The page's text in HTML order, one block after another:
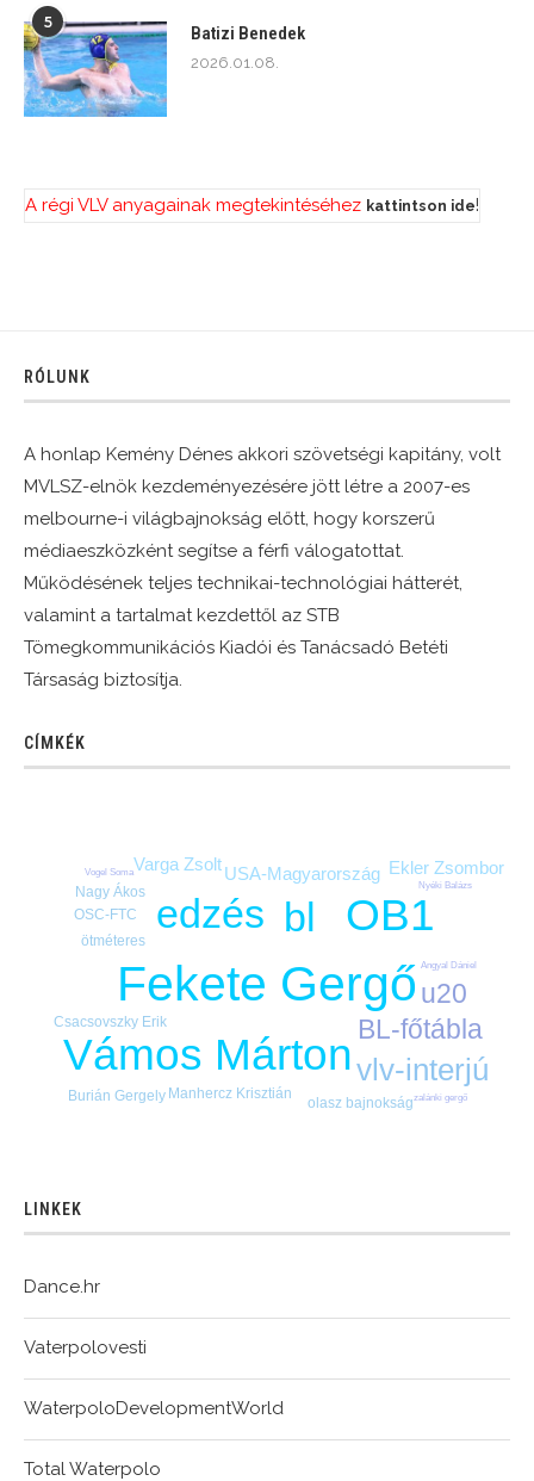
5
Batizi Benedek
2026.01.08.
A régi VLV anyagainak megtekintéséhez kattintson ide!
RÓLUNK
A honlap Kemény Dénes akkori szövetségi kapitány, volt
MVLSZ-elnök kezdeményezésére jött létre a 2007-es
melbourne-i világbajnokság előtt, hogy korszerű
médiaeszközként segítse a férfi válogatottat.
Működésének teljes technikai-technológiai hátterét,
valamint a tartalmat kezdettől az STB
Tömegkommunikációs Kiadói és Tanácsadó Betéti
Társaság biztosítja.
CÍMKÉK
Fekete Gergő
OB1
Vámos Márton
bl
edzés
vlv-interjú
BL-főtábla
u20
Ekler Zsombor
USA-Magyarország
Varga Zsolt
Burián Gergely
Csacsovszky Erik
Manhercz Krisztián
Nagy Ákos
olasz bajnokság
OSC-FTC
ötméteres
Angyal Dániel
Nyéki Balázs
Vogel Soma
zalánki gergő
LINKEK
Dance.hr
Vaterpolovesti
WaterpoloDevelopmentWorld
Total Waterpolo